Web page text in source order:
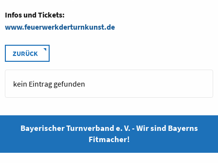
Infos und Tickets:
www.feuerwerkderturnkunst.de
ZURÜCK
kein Eintrag gefunden
Bayerischer Turnverband e. V. - Wir sind Bayerns
Fitmacher!